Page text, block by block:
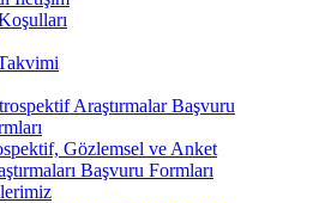
Araştırmalar Başvuru
Gözlemsel ve Anket
Başvuru Formları